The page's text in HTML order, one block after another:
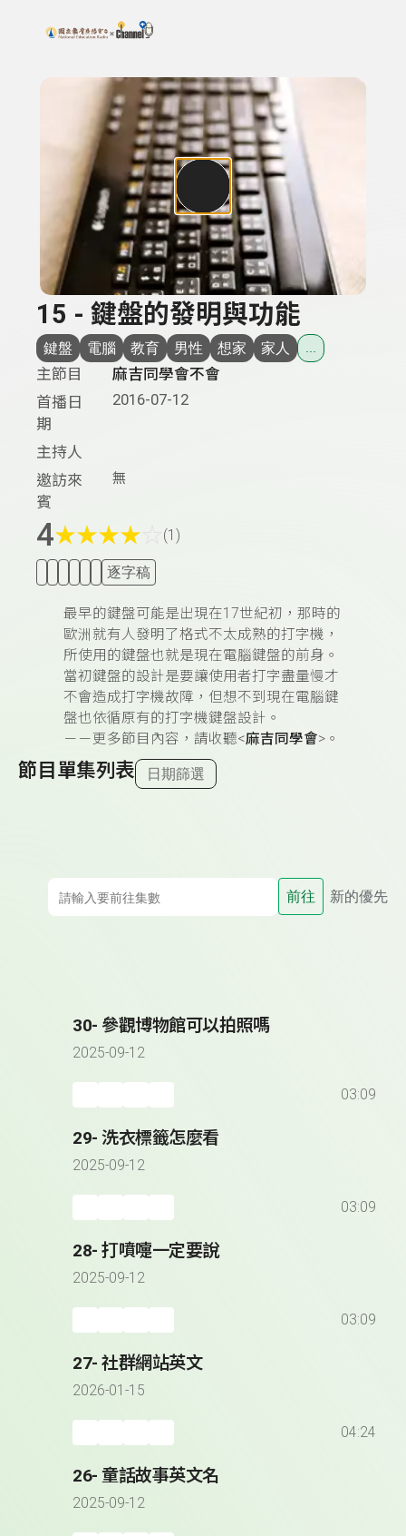
上方功能區塊
搜尋關鍵字：可輸入節目名稱、主持人或關鍵字
15 - 鍵盤的發明與功能
鍵盤 電腦 教育 男性 想家 家人 ...
主節目
麻吉同學會不會
首播日
期
2016-07-12
主持人
邀訪來
賓
無
4★★★★ (1)
逐字稿
最早的鍵盤可能是出現在17世紀初，那時的
歐洲就有人發明了格式不太成熟的打字機，
所使用的鍵盤也就是現在電腦鍵盤的前身。
當初鍵盤的設計是要讓使用者打字盡量慢才
不會造成打字機故障，但想不到現在電腦鍵
盤也依循原有的打字機鍵盤設計。
－－更多節目內容，請收聽<麻吉同學會>。
節目單集列表 日期篩選
前往 新的優先
30- 參觀博物館可以拍照嗎
2025-09-12
03:09
29- 洗衣標籤怎麼看
2025-09-12
03:09
28- 打噴嚏一定要說
2025-09-12
03:09
27- 社群網站英文
2026-01-15
04:24
26- 童話故事英文名
2025-09-12